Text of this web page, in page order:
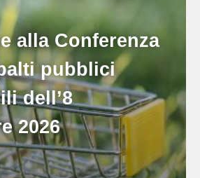
alla Conferenza
pubblici
dell’8
2026